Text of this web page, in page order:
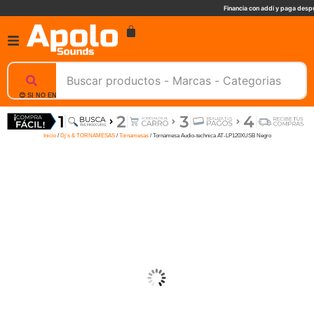
Financia con addi y paga
😊 SI NO ENCUENTRAS UN PRODUCTO, NOSOTROS TE AYUDAMOS, ESCRIBENOS. 📲
Inicio/ Dj’s & TORNAMESAS/ Tornamesas/ Tornamesa Audio-technica AT-LP120XUSB Negro